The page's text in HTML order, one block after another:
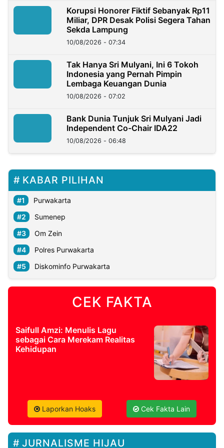
Korupsi Honorer Fiktif Sebanyak Rp11
Miliar, DPR Desak Polisi Segera Tahan
Sekda Lampung
10/08/2026 - 07:34
Tak Hanya Sri Mulyani, Ini 6 Tokoh
Indonesia yang Pernah Pimpin
Lembaga Keuangan Dunia
10/08/2026 - 07:02
Bank Dunia Tunjuk Sri Mulyani Jadi
Independent Co-Chair IDA22
10/08/2026 - 06:48
KABAR PILIHAN
Purwakarta
Sumenep
Om Zein
Polres Purwakarta
Diskominfo Purwakarta
CEK FAKTA
Saifull Amzi: Menulis Lagu
sebagai Cara Merekam Realitas
Kehidupan
Laporkan Hoaks Cek Fakta Lain
JURNALISME HIJAU